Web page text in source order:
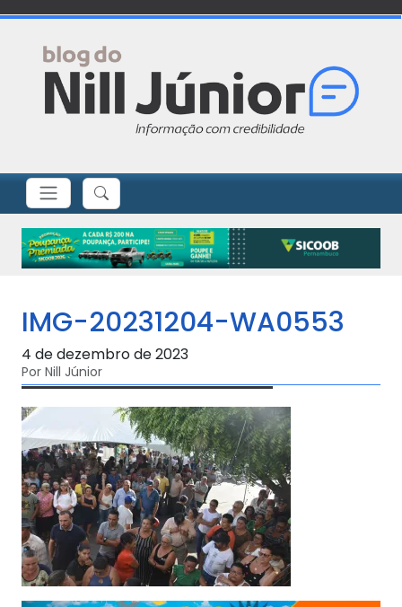
IMG-20231204-WA0553
4 de dezembro de 2023
Por Nill Júnior